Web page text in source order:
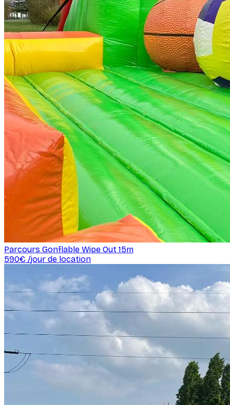
Parcours Gonflable Wipe Out 15m
590€ /jour de location